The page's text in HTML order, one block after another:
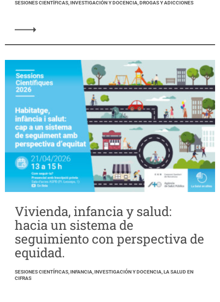
SESIONES CIENTÍFICAS, INVESTIGACIÓN Y DOCENCIA, DROGAS Y ADICCIONES
Vivienda, infancia y salud:
hacia un sistema de
seguimiento con perspectiva de
equidad.
SESIONES CIENTÍFICAS, INFANCIA, INVESTIGACIÓN Y DOCENCIA, LA SALUD EN
CIFRAS